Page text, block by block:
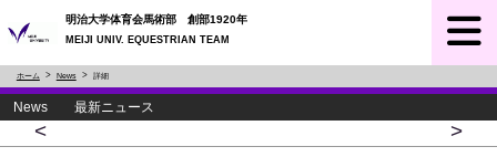
明治大学体育会馬術部 創部1920年
MEIJI UNIV. EQUESTRIAN TEAM
ホーム News 詳細
News 最新ニュース
< >